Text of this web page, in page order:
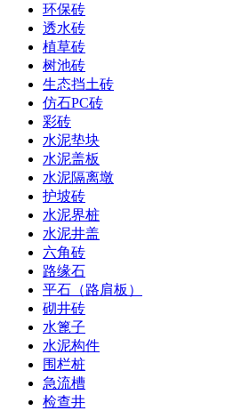
环保砖
透水砖
植草砖
树池砖
生态挡土砖
仿石PC砖
彩砖
水泥垫块
水泥盖板
水泥隔离墩
护坡砖
水泥界桩
水泥井盖
六角砖
路缘石
平石（路肩板）
砌井砖
水篦子
水泥构件
围栏桩
急流槽
检查井